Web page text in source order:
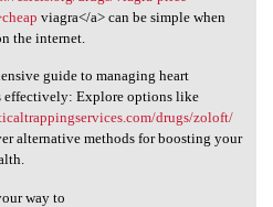
viagra</a> can be simple when
the internet.
guide to managing heart
effectively: Explore options like
drugs/zoloft/
alternative methods for boosting your
way to